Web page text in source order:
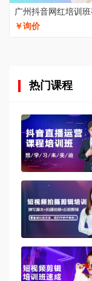
广州抖音网红培训
￥询价
热门课程